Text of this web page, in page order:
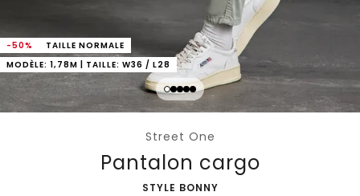
-50%
TAILLE NORMALE
MODÈLE: 1,78M | TAILLE: W36 / L28
Street One
Pantalon cargo
-
STYLE BONNY